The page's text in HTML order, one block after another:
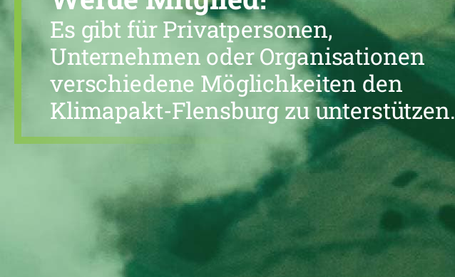
Es gibt für Privatpersonen,
Unternehmen oder Organisationen
verschiedene Möglichkeiten den
Klimapakt-Flensburg zu unterstützen.